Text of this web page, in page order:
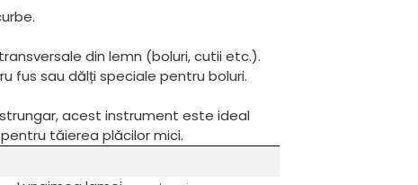
din lemn (boluri, cutii etc.).
fus sau dălți speciale pentru boluri.
acest instrument este ideal
tăierea plăcilor mici.